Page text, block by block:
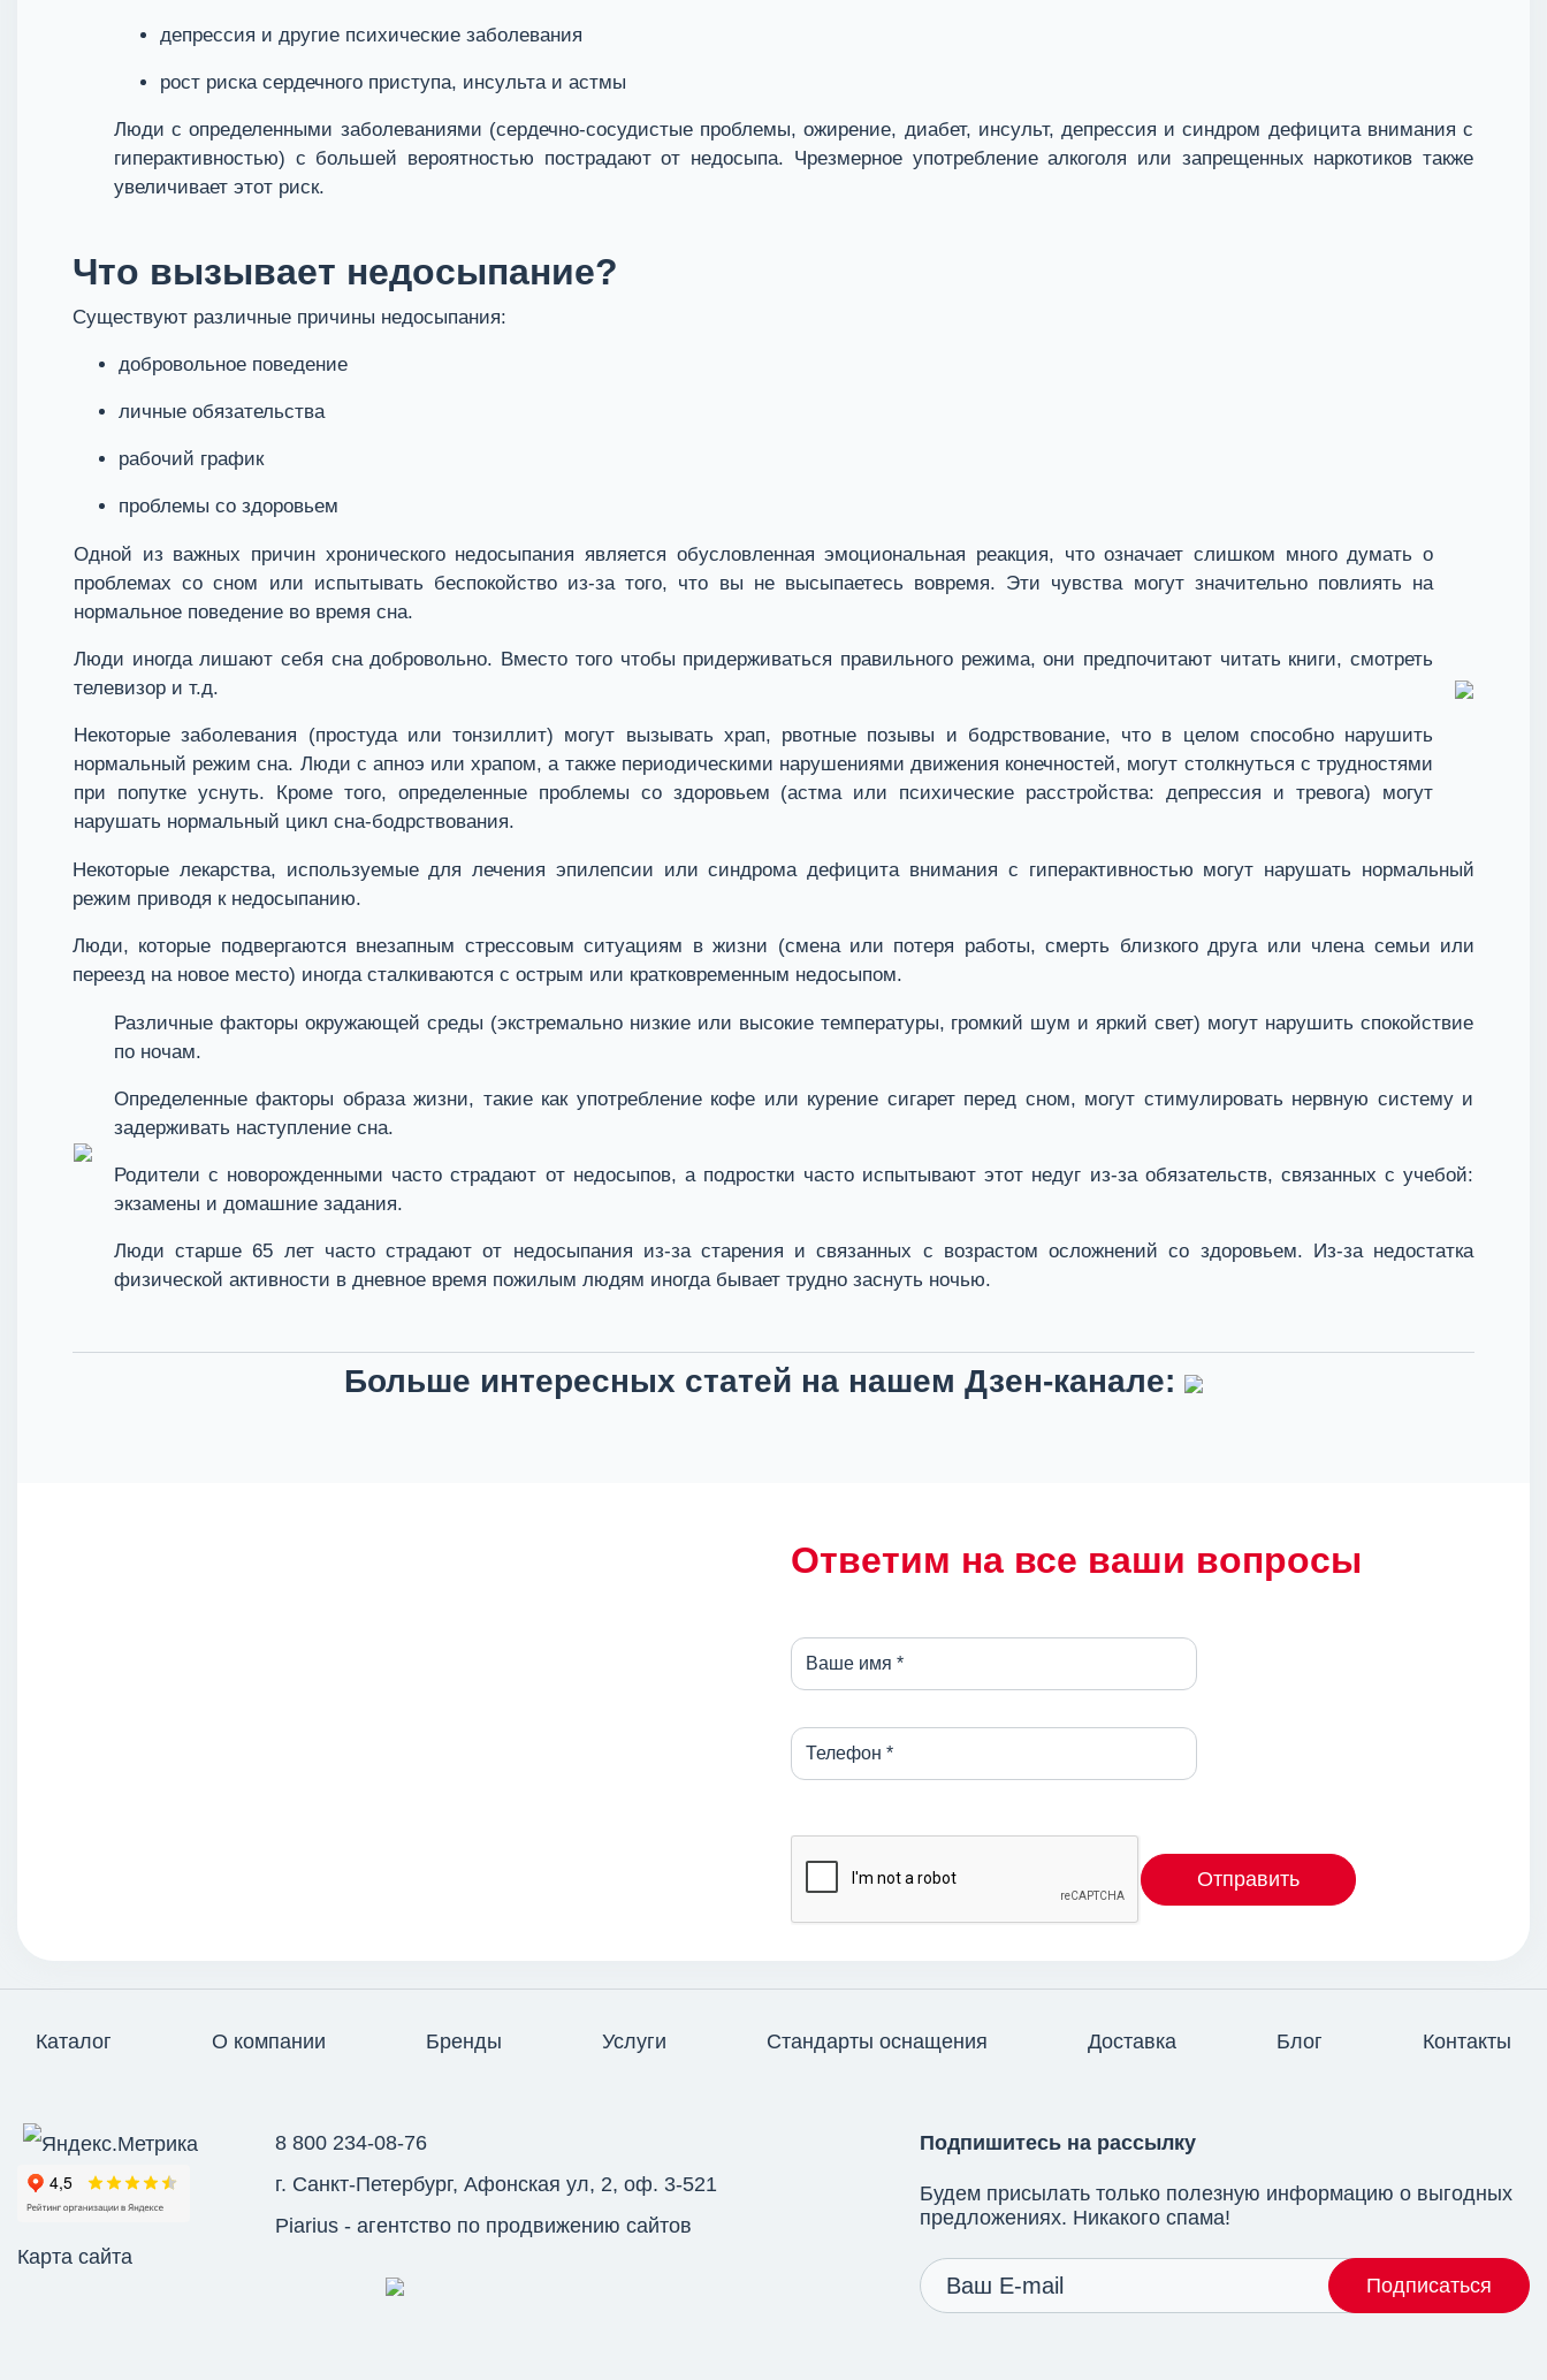
депрессия и другие психические заболевания
рост риска сердечного приступа, инсульта и астмы
Люди с определенными заболеваниями (сердечно-сосудистые проблемы, ожирение, диабет, инсульт, депрессия и синдром дефицита внимания с
гиперактивностью) с большей вероятностью пострадают от недосыпа. Чрезмерное употребление алкоголя или запрещенных наркотиков также
увеличивает этот риск.
Что вызывает недосыпание?
Существуют различные причины недосыпания:
добровольное поведение
личные обязательства
рабочий график
проблемы со здоровьем
Одной из важных причин хронического недосыпания является обусловленная эмоциональная реакция, что означает слишком много думать о
проблемах со сном или испытывать беспокойство из-за того, что вы не высыпаетесь вовремя. Эти чувства могут значительно повлиять на
нормальное поведение во время сна.
Люди иногда лишают себя сна добровольно. Вместо того чтобы придерживаться правильного режима, они предпочитают читать книги, смотреть
телевизор и т.д.
Некоторые заболевания (простуда или тонзиллит) могут вызывать храп, рвотные позывы и бодрствование, что в целом способно нарушить
нормальный режим сна. Люди с апноэ или храпом, а также периодическими нарушениями движения конечностей, могут столкнуться с трудностями
при попутке уснуть. Кроме того, определенные проблемы со здоровьем (астма или психические расстройства: депрессия и тревога) могут
нарушать нормальный цикл сна-бодрствования.
Некоторые лекарства, используемые для лечения эпилепсии или синдрома дефицита внимания с гиперактивностью могут нарушать нормальный
режим приводя к недосыпанию.
Люди, которые подвергаются внезапным стрессовым ситуациям в жизни (смена или потеря работы, смерть близкого друга или члена семьи или
переезд на новое место) иногда сталкиваются с острым или кратковременным недосыпом.
Различные факторы окружающей среды (экстремально низкие или высокие температуры, громкий шум и яркий свет) могут нарушить спокойствие
по ночам.
Определенные факторы образа жизни, такие как употребление кофе или курение сигарет перед сном, могут стимулировать нервную систему и
задерживать наступление сна.
Родители с новорожденными часто страдают от недосыпов, а подростки часто испытывают этот недуг из-за обязательств, связанных с учебой:
экзамены и домашние задания.
Люди старше 65 лет часто страдают от недосыпания из-за старения и связанных с возрастом осложнений со здоровьем. Из-за недостатка
физической активности в дневное время пожилым людям иногда бывает трудно заснуть ночью.
Больше интересных статей на нашем Дзен-канале:
Ответим на все ваши вопросы
Отправить
Каталог О компании Бренды Услуги Стандарты оснащения Доставка Блог Контакты
Карта сайта
8 800 234-08-76
г. Санкт-Петербург, Афонская ул, 2, оф. 3-521
Piarius - агентство по продвижению сайтов
Подпишитесь на рассылку
Будем присылать только полезную информацию о выгодных
предложениях. Никакого спама!
Подписаться